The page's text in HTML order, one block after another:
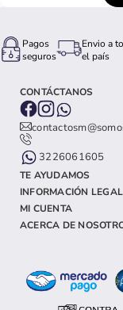
Pagos
seguros
Envio a
el país
CONTÁCTANOS
3226061605
TE AYUDAMOS
INFORMACIÓN LEGAL
MI CUENTA
ACERCA DE